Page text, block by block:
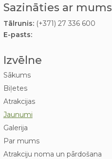
Sazināties ar mums
Tālrunis:(+371) 27 336 600
E-pasts:
Izvēlne
Sākums
Biļetes
Atrakcijas
Jaunumi
Galerija
Par mums
Atrakciju noma un pārdošana